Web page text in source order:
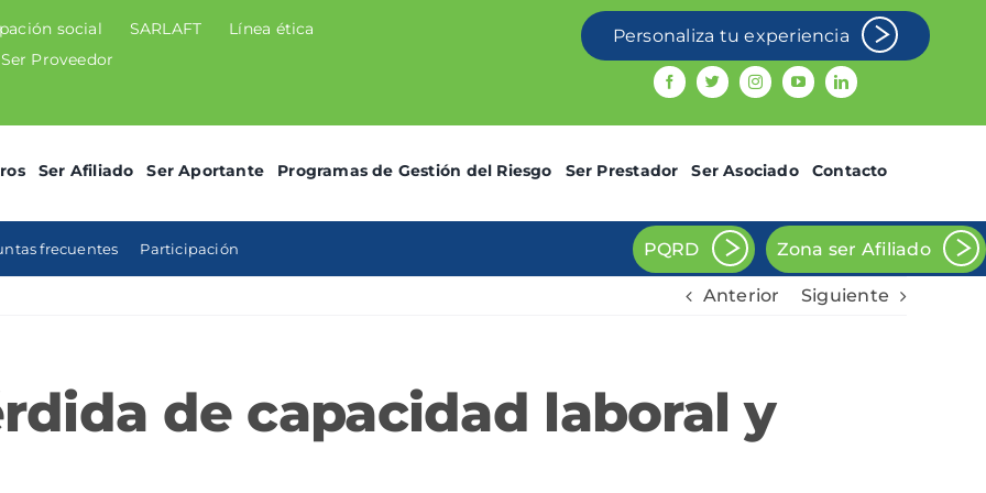
social SARLAFT
Línea ética
Ser Proveedor
Personaliza tu experiencia
Ser Afiliado Ser Aportante Programas de Gestión del Riesgo Ser Prestador Ser Asociado Contacto
frecuentes Participación PQRD Zona ser Afiliado
Anterior Siguiente
de capacidad laboral y